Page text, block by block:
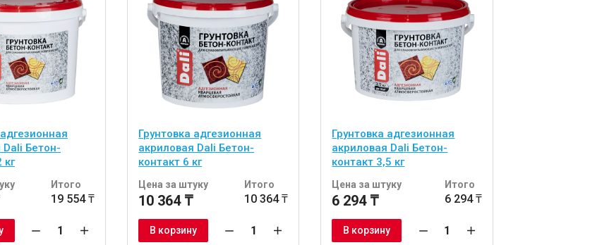
Dali Бетон-
кг
Итого
19 554 ₸
Грунтовка адгезионная
акриловая Dali Бетон-
контакт 6 кг
Цена за штуку
10 364 ₸
Итого
10 364 ₸
В корзину
Грунтовка адгезионная
акриловая Dali Бетон-
контакт 3,5 кг
Цена за штуку
6 294 ₸
Итого
6 294 ₸
В корзину